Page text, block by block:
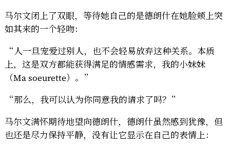
马尔文闭上了双眼，等待她自己的是德朗什在她脸颊上突
如其来的一个轻吻：
“人一旦宠爱过别人，也不会轻易放弃这种关系。本质
上，这是双方都能获得满足的情感需求，我的小妹妹
（Ma soeurette）。”
“那么，我可以认为你同意我的请求了吗？”
马尔文满怀期待地望向德朗什，德朗什虽然感到犹豫，但
也还是尽力保持平静，没有让它显示在自己的表情上：